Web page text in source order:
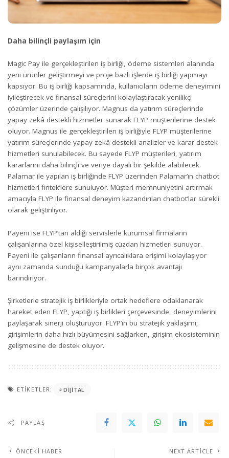
Daha bilinçli paylaşım için
Magic Pay ile gerçekleştirilen iş birliği, ödeme sistemleri alanında
yeni ürünler geliştirmeyi ve proje bazlı işlerde iş birliği yapmayı
kapsıyor. Bu iş birliği kapsamında, kullanıcıların ödeme deneyimini
iyileştirecek ve finansal süreçlerini kolaylaştıracak yenilikçi
çözümler üzerinde çalışılıyor. Magnus da yatırım süreçlerinde
yapay zekâ destekli hizmetler sunarak FLYP müşterilerine destek
oluyor. Magnus ile gerçekleştirilen iş birliğiyle FLYP müşterilerine
yatırım süreçlerinde yapay zekâ destekli analizler ve karar destek
hizmetleri sunulabilecek. Bu sayede FLYP müşterileri, yatırım
kararlarını daha bilinçli ve veriye dayalı bir şekilde alabilecek.
Palamar ile yapılan iş birliğinde FLYP üzerinden Palamar’ın chatbot
hizmetleri fintek’lere sunuluyor. Müşteri memnuniyetini artırmak
amacıyla FLYP ile finansal deneyim kazandırılan chatbot’lar sürekli
olarak geliştiriliyor.
Payeni ise FLYP’tan aldığı servislerle kurumsal firmaların
çalışanlarına özel kişiselleştirilmiş cüzdan hizmetleri sunuyor.
Payeni ile çalışanların finansal ayrıcalıklara erişimi kolaylaşıyor
aynı zamanda sunduğu kampanyalarla birçok avantajı
barındırıyor.
Şirketlerle stratejik iş birlikleriyle ortak hedeflere odaklanarak
hareket eden FLYP, yaptığı iş birlikleri çerçevesinde, deneyimlerini
paylaşarak sinerji oluşturuyor. FLYP’ın bu stratejik yaklaşımı;
girişimlerin daha hızlı büyümesini sağlarken, girişim ekosisteminin
gelişmesine de destek oluyor.
ETIKETLER: DIJITAL
PAYLAŞ
ÖNCEKI HABER NEXT ARTICLE